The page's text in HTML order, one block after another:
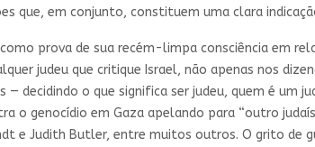
que, em conjunto, constituem uma clara
prova de sua recém-limpa consciência em
judeu que critique Israel, não apenas nos
decidindo o que significa ser judeu, quem é um
o genocídio em Gaza apelando para “outro
e Judith Butler, entre muitos outros. O grito de